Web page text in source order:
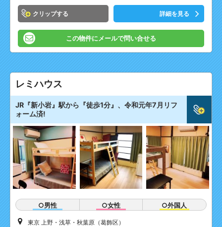
クリップ 詳細を見る
この物件にメールで問い合せる
レミハウス
JR『新小岩』駅から『徒歩1分』、令和元年7月リフ
ォーム済!
○男性 ○女性 ○外国人
東京 上野・浅草・秋葉原（葛飾区）